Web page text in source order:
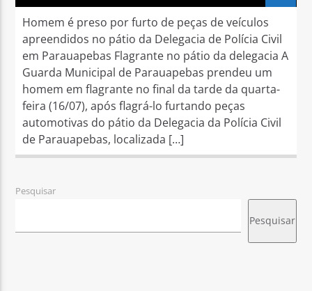
Homem é preso por furto de peças de veículos
apreendidos no pátio da Delegacia de Polícia Civil
em Parauapebas Flagrante no pátio da delegacia A
Guarda Municipal de Parauapebas prendeu um
homem em flagrante no final da tarde da quarta-
feira (16/07), após flagrá-lo furtando peças
automotivas do pátio da Delegacia da Polícia Civil
de Parauapebas, localizada […]
Pesquisar
Pesquisar